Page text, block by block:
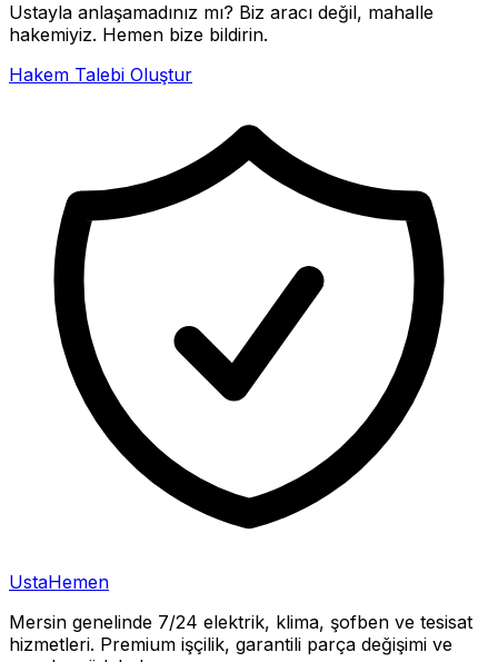
Ustayla anlaşamadınız mı? Biz aracı değil, mahalle
hakemiyiz. Hemen bize bildirin.
Hakem Talebi Oluştur
UstaHemen
Mersin genelinde 7/24 elektrik, klima, şofben ve tesisat
hizmetleri. Premium işçilik, garantili parça değişimi ve